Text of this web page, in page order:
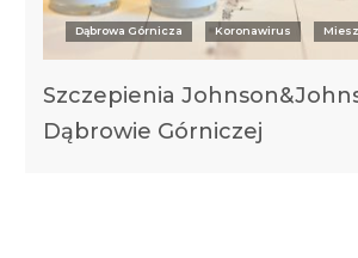
Dąbrowa Górnicza Koronawirus
Szczepienia
Dąbrowie Górniczej